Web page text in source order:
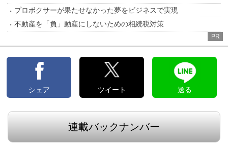
プロボクサーが果たせなかった夢をビジネスで実現
不動産を「負」動産にしないための相続税対策
PR
シェア ツイート 送る
連載バックナンバー